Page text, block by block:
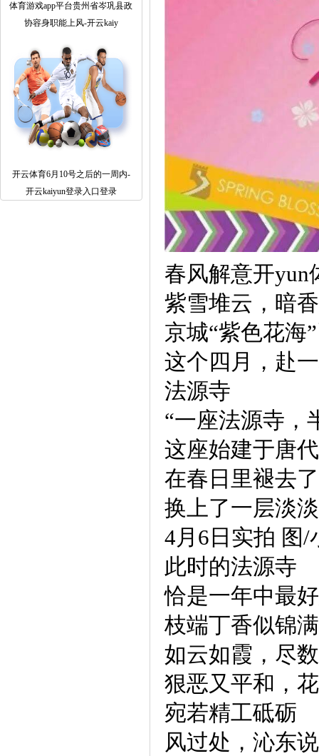
体育游戏app平台贵州省岑巩县政
协容身职能上风-开云kaiy
开云体育6月10号之后的一周内-
开云kaiyun登录入口登录
春风解意开yun
紫雪堆云，暗
京城“紫色花海
这个四月，赴
法源寺
“一座法源寺，
这座始建于唐
在春日里褪去
换上了一层淡
4月6日实拍 图/
此时的法源寺
恰是一年中最
枝端丁香似锦
如云如霞，尽
狠恶又平和，
宛若精工砥砺
风过处，沁东